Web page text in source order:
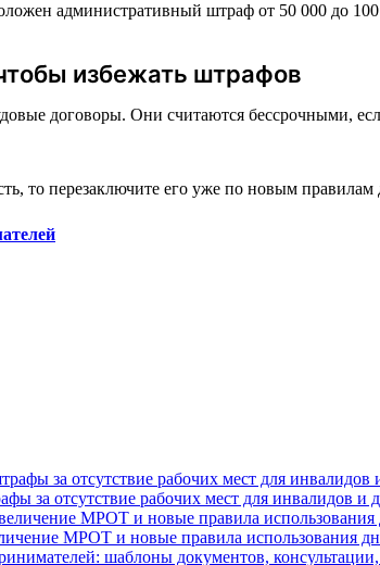
административный штраф от 50 000 до
избежать штрафов
договоры. Они считаются бессрочными,
то перезаключите его уже по новым правилам
за отсутствие рабочих мест для инвалидов и
МРОТ и новые правила использования